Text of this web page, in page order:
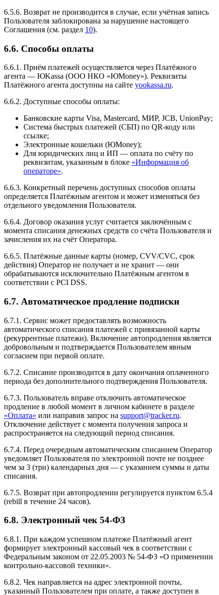
6.5.6. Возврат не производится в случае, если учётная запись
Пользователя заблокирована за нарушение настоящего
Соглашения (см. раздел 10).
6.6. Способы оплаты
6.6.1. Приём платежей осуществляется через Платёжного
агента — ЮKassa (ООО НКО «ЮMoney»). Реквизиты
Платёжного агента доступны на сайте yookassa.ru.
6.6.2. Доступные способы оплаты:
Банковские карты Visa, Mastercard, МИР, JCB, UnionPay;
Система быстрых платежей (СБП) по QR-коду или
ссылке;
Электронные кошельки (ЮMoney);
Для юридических лиц и ИП — оплата по счёту по
реквизитам, указанным в блоке «Информация об
операторе».
6.6.3. Конкретный перечень доступных способов оплаты
определяется Платёжным агентом и может изменяться без
отдельного уведомления Пользователя.
6.6.4. Договор оказания услуг считается заключённым с
момента списания денежных средств со счёта Пользователя и
зачисления их на счёт Оператора.
6.6.5. Платёжные данные карты (номер, CVV/CVC, срок
действия) Оператор не получает и не хранит — они
обрабатываются исключительно Платёжным агентом в
соответствии с PCI DSS.
6.7. Автоматическое продление подписки
6.7.1. Сервис может предоставлять возможность
автоматического списания платежей с привязанной карты
(рекуррентные платежи). Включение автопродления является
добровольным и подтверждается Пользователем явным
согласием при первой оплате.
6.7.2. Списание производится в дату окончания оплаченного
периода без дополнительного подтверждения Пользователя.
6.7.3. Пользователь вправе отключить автоматическое
продление в любой момент в личном кабинете в разделе
«Оплата» или направив запрос на support@tracker.ru.
Отключение действует с момента получения запроса и
распространяется на следующий период списания.
6.7.4. Перед очередным автоматическим списанием Оператор
уведомляет Пользователя по электронной почте не позднее
чем за 3 (три) календарных дня — с указанием суммы и даты
списания.
6.7.5. Возврат при автопродлении регулируется пунктом 6.5.4
(rebill в течение 24 часов).
6.8. Электронный чек 54-ФЗ
6.8.1. При каждом успешном платеже Платёжный агент
формирует электронный кассовый чек в соответствии с
Федеральным законом от 22.05.2003 № 54-ФЗ «О применении
контрольно-кассовой техники».
6.8.2. Чек направляется на адрес электронной почты,
указанный Пользователем при оплате, а также доступен в